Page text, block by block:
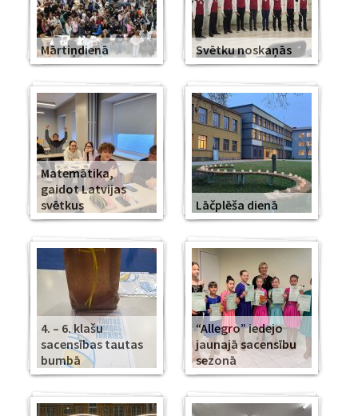
Mārtiņdienā Svētku noskaņās
Matemātika,
gaidot Latvijas
svētkus
Lāčplēša dienā
4. – 6. klašu
sacensības tautas
bumbā
“Allegro” iedejo
jaunajā sacensību
sezonā